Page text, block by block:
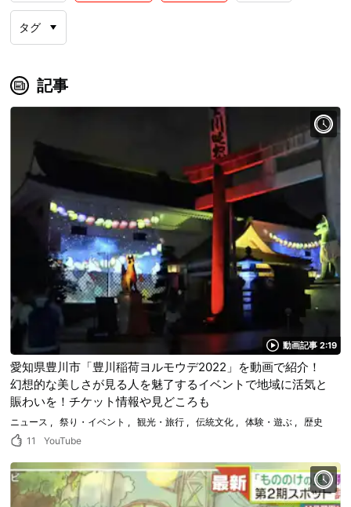
タグ
記事
動画記事 2:19
愛知県豊川市「豊川稲荷ヨルモウデ2022」を動画で紹介！
幻想的な美しさが見る人を魅了するイベントで地域に活気と
賑わいを！チケット情報や見どころも
ニュース 祭り・イベント 観光・旅行 伝統文化 体験・遊ぶ
歴史
11
YouTube